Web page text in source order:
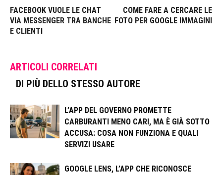
FACEBOOK VUOLE LE CHAT
VIA MESSENGER TRA BANCHE
E CLIENTI
COME FARE A CERCARE LE
FOTO PER GOOGLE IMMAGINI
ARTICOLI CORRELATI
DI PIÙ DELLO STESSO AUTORE
L’APP DEL GOVERNO PROMETTE
CARBURANTI MENO CARI, MA È GIÀ SOTTO
ACCUSA: COSA NON FUNZIONA E QUALI
SERVIZI USARE
GOOGLE LENS, L’APP CHE RICONOSCE